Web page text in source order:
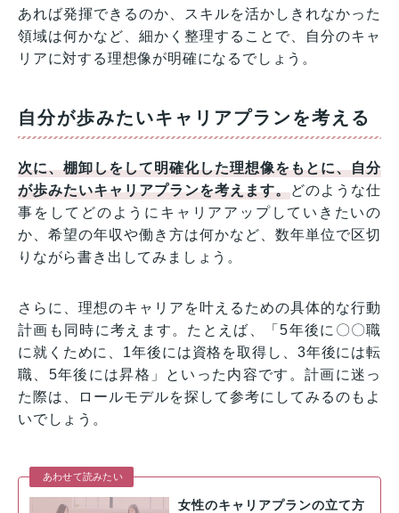
あれば発揮できるのか、スキルを活かしきれなかった
領域は何かなど、細かく整理することで、自分のキャ
リアに対する理想像が明確になるでしょう。
自分が歩みたいキャリアプランを考える
次に、棚卸しをして明確化した理想像をもとに、自分
が歩みたいキャリアプランを考えます。どのような仕
事をしてどのようにキャリアアップしていきたいの
か、希望の年収や働き方は何かなど、数年単位で区切
りながら書き出してみましょう。
さらに、理想のキャリアを叶えるための具体的な行動
計画も同時に考えます。たとえば、「5年後に〇〇職
に就くために、1年後には資格を取得し、3年後には転
職、5年後には昇格」といった内容です。計画に迷っ
た際は、ロールモデルを探して参考にしてみるのもよ
いでしょう。
あわせて読みたい
女性のキャリアプランの立て方